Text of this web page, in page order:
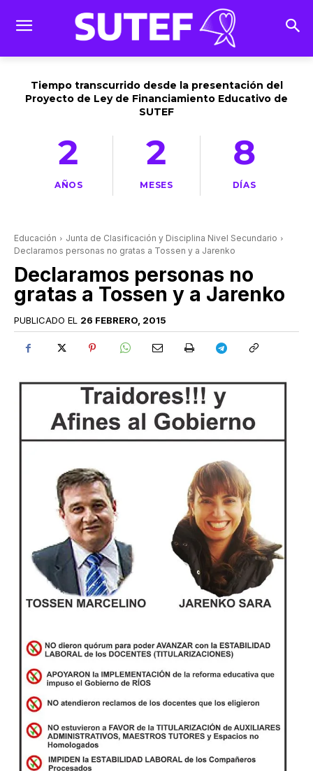
Tiempo transcurrido desde la presentación del
Proyecto de Ley de Financiamiento Educativo de
SUTEF
2
AÑOS
2
MESES
8
DÍAS
Educación
Junta de Clasificación y Disciplina Nivel Secundario
Declaramos personas no gratas a Tossen y a Jarenko
Declaramos personas no
gratas a Tossen y a Jarenko
PUBLICADO EL 26 FEBRERO, 2015